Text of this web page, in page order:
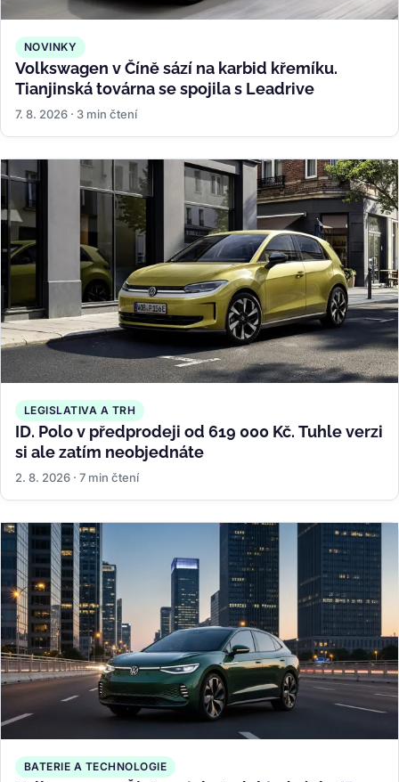
NOVINKY
Volkswagen v Číně sází na karbid křemíku.
Tianjinská továrna se spojila s Leadrive
7. 8. 2026 · 3 min čtení
LEGISLATIVA A TRH
ID. Polo v předprodeji od 619 000 Kč. Tuhle verzi
si ale zatím neobjednáte
2. 8. 2026 · 7 min čtení
BATERIE A TECHNOLOGIE